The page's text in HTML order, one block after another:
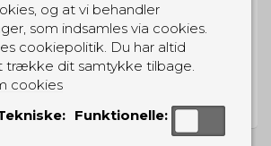
PRISGARANTI
og at vi behandler
som indsamles via cookies.
cookiepolitik. Du har altid
trække dit samtykke tilbage.
cookies
Funktionelle: